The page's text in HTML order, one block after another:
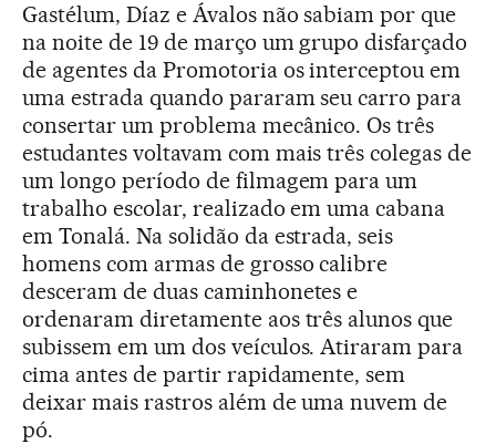
Gastélum, Díaz e Ávalos não sabiam por que
na noite de 19 de março um grupo disfarçado
de agentes da Promotoria os interceptou em
uma estrada quando pararam seu carro para
consertar um problema mecânico. Os três
estudantes voltavam com mais três colegas de
um longo período de filmagem para um
trabalho escolar, realizado em uma cabana
em Tonalá. Na solidão da estrada, seis
homens com armas de grosso calibre
desceram de duas caminhonetes e
ordenaram diretamente aos três alunos que
subissem em um dos veículos. Atiraram para
cima antes de partir rapidamente, sem
deixar mais rastros além de uma nuvem de
pó.